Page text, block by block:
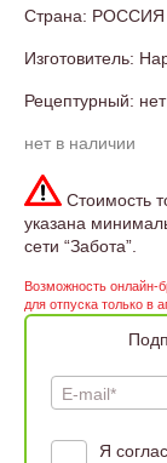
Страна: РОССИЯ
Изготовитель:
Рецептурный: нет
нет в наличии
Стоимость
указана
сети “Забота”.
Возможность онлайн-
для отпуска только в
E-mail*
Я